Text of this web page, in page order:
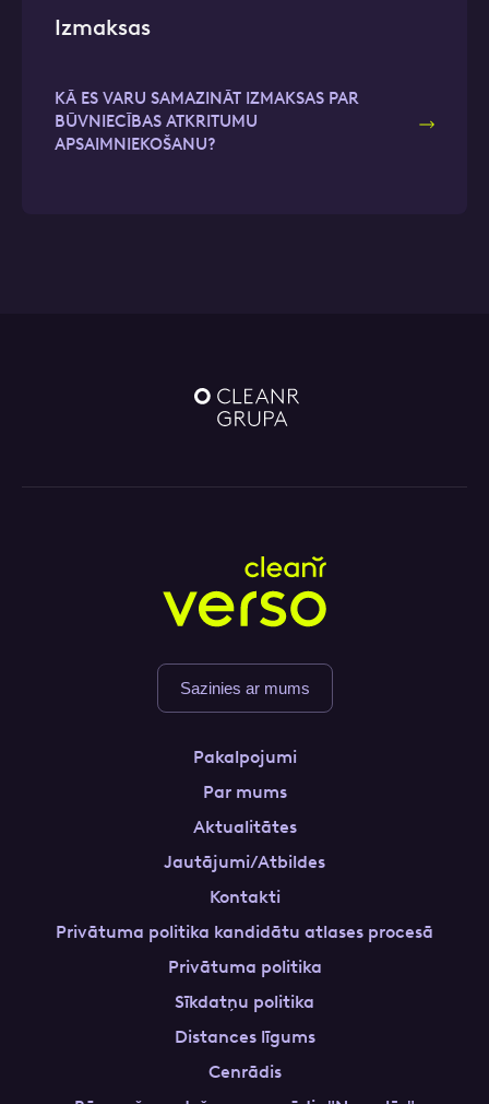
Izmaksas
KĀ ES VARU SAMAZINĀT IZMAKSAS PAR
BŪVNIECĪBAS ATKRITUMU
APSAIMNIEKOŠANU?
Sazinies ar mums
Pakalpojumi
Par mums
Aktualitātes
Jautājumi/Atbildes
Kontakti
Privātuma politika kandidātu atlases procesā
Privātuma politika
Sīkdatņu politika
Distances līgums
Cenrādis